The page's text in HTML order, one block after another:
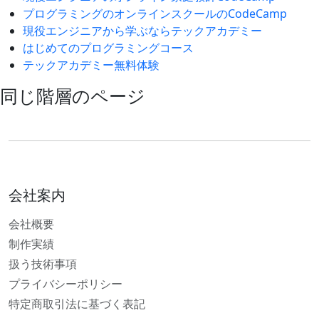
プログラミングのオンラインスクールのCodeCamp
現役エンジニアから学ぶならテックアカデミー
はじめてのプログラミングコース
テックアカデミー無料体験
同じ階層のページ
会社案内
会社概要
制作実績
扱う技術事項
プライバシーポリシー
特定商取引法に基づく表記